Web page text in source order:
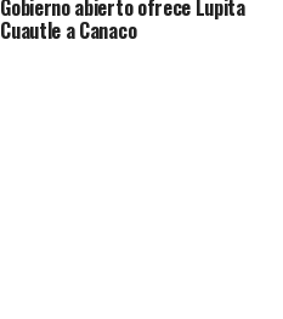
Gobierno abierto ofrece Lupita
Cuautle a Canaco